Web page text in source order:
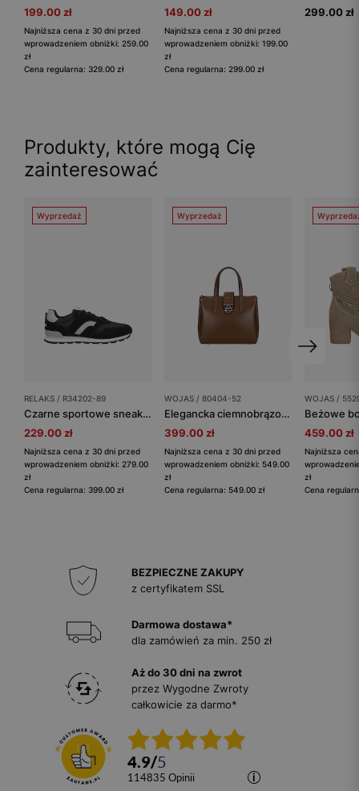
199.00 zł
Najniższa cena z 30 dni przed
wprowadzeniem obniżki: 259.00
zł
Cena regularna: 329.00 zł
149.00 zł
Najniższa cena z 30 dni przed
wprowadzeniem obniżki: 199.00
zł
Cena regularna: 299.00 zł
299.00 zł
Produkty, które mogą Cię
zainteresować
Wyprzedaż
RELAKS / R34202-89
Czarne sportowe sneakersy RELAKS
229.00 zł
Najniższa cena z 30 dni przed
wprowadzeniem obniżki: 279.00
zł
Cena regularna: 399.00 zł
Wyprzedaż
WOJAS / 80404-52
Elegancka ciemnobrązowa torebka damska typu kuferek
399.00 zł
Najniższa cena z 30 dni przed
wprowadzeniem obniżki: 549.00
zł
Cena regularna: 549.00 zł
WOJAS /
459.00 zł
Najniższa
zł
Cena
BEZPIECZNE ZAKUPY
z certyfikatem SSL
Darmowa dostawa*
dla zamówień za min. 250 zł
Aż do 30 dni na zwrot
przez Wygodne Zwroty
całkowicie za darmo*
4.9/5
114835 opinii